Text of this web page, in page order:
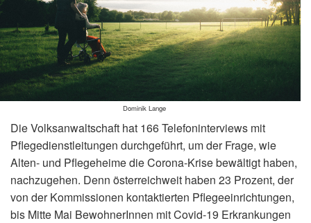
Dominik Lange
Die Volksanwaltschaft hat 166 Telefoninterviews mit
Pflegedienstleitungen durchgeführt, um der Frage, wie
Alten- und Pflegeheime die Corona-Krise bewältigt haben,
nachzugehen. Denn österreichweit haben 23 Prozent, der
von der Kommissionen kontaktierten Pflegeeinrichtungen,
bis Mitte Mai BewohnerInnen mit Covid-19 Erkrankungen